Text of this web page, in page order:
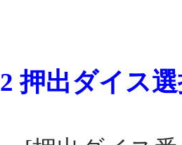
2押出ダイス